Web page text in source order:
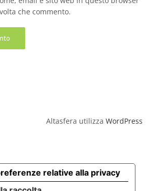
che commento.
Altasfera utilizza WordPress
relative alla privacy